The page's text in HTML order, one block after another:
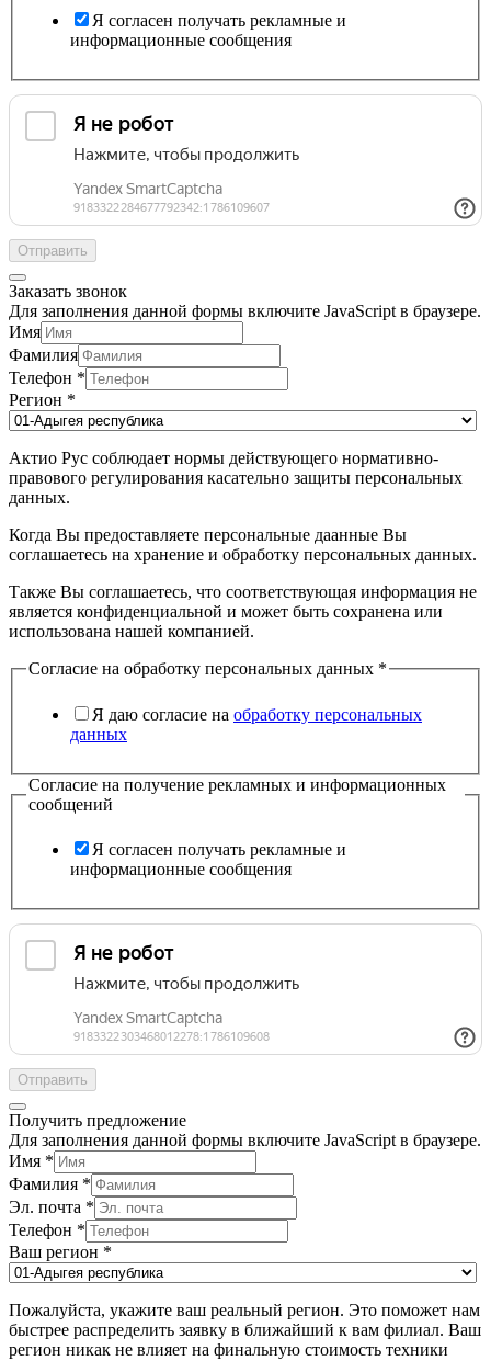
Я согласен получать рекламные и
информационные сообщения
Отправить
Заказать звонок
Для заполнения данной формы включите JavaScript в браузере.
Имя
Фамилия
Телефон *
Регион *
Актио Рус соблюдает нормы действующего нормативно-
правового регулирования касательно защиты персональных
данных.
Когда Вы предоставляете персональные даанные Вы
соглашаетесь на хранение и обработку персональных данных.
Также Вы соглашаетесь, что соответствующая информация не
является конфиденциальной и может быть сохранена или
использована нашей компанией.
Согласие на обработку персональных данных *
Я даю согласие на обработку персональных
данных
Согласие на получение рекламных и информационных
сообщений
Я согласен получать рекламные и
информационные сообщения
Отправить
Получить предложение
Для заполнения данной формы включите JavaScript в браузере.
Имя *
Фамилия *
Эл. почта *
Телефон *
Ваш регион *
Пожалуйста, укажите ваш реальный регион. Это поможет нам
быстрее распределить заявку в ближайший к вам филиал. Ваш
регион никак не влияет на финальную стоимость техники